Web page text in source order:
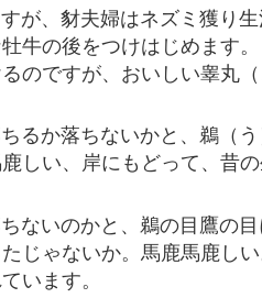
が、豺夫婦はネズミ獲り
牛の後をつけはじめます
のですが、おいしい睾丸
るか落ちないかと、鵜（う
しい、岸にもどって、昔
ないのかと、鵜の目鷹の
じゃないか。馬鹿馬鹿し
います。